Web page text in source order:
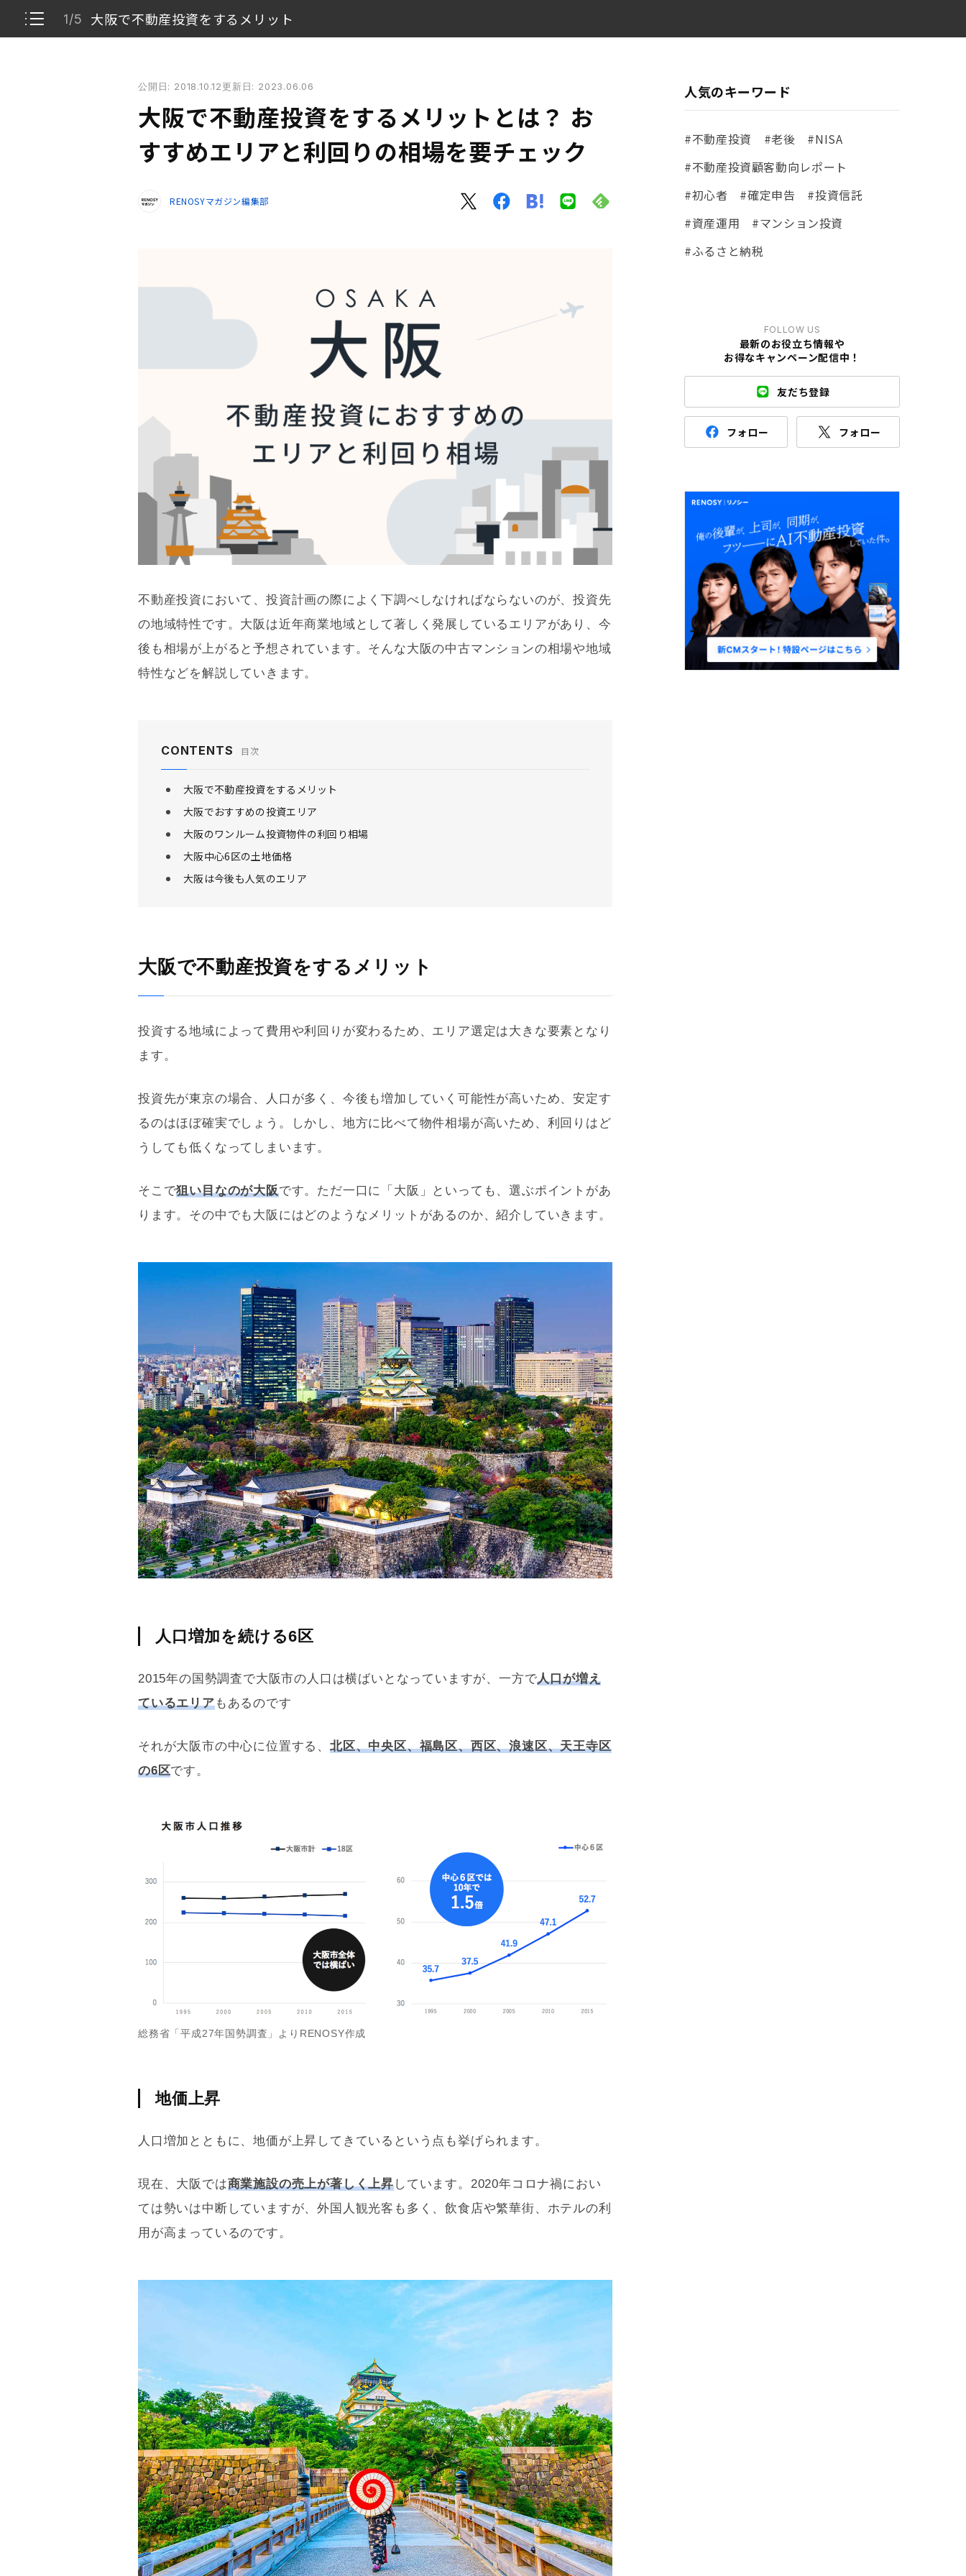
1/5 大阪で不動産投資をするメリット
大阪で不動産投資をするメリット
大阪でおすすめの投資エリア
大阪中心6区の土地価格
公開日: 2018.10.12更新日: 2023.06.06
大阪で不動産投資をするメリットとは？ お
すすめエリアと利回りの相場を要チェック
RENOSYマガジン編集部
不動産投資において、投資計画の際によく下調べしなければならないのが、投資先
の地域特性です。大阪は近年商業地域 として著しく発展しているエリアがあり、今
後も相場が上がると予想されています。そんな大阪の中古マンションの相場や地域
特性などを解説していきます。
CONTENTS 目次
大阪で不動産投資をするメリット
大阪でおすすめの投資エリア
大阪のワンルーム投資物件の利回り相場
大阪中心6区の土地価格
大阪は今後も人気のエリア
大阪で不動産投資をするメリット
投資する地域によって費用や利回り が変わるため、エリア選定は大きな要素となり
ます。
投資先が東京の場合、人口が多く、今後も増加していく可能性が高いため、安定す
るのはほぼ確実でしょう。しかし、地方に比べて物件相場が高いため、 利回り はど
うしても低くなってしまいます。
そこで狙い目なのが大阪です。ただ一口に「大阪」といっても、選ぶポイントがあ
ります。その中でも大阪にはどのようなメリットがあるのか、紹介していきます。
人口増加を続ける6区
2015年の国勢調査で大阪市の人口は横ばいとなっていますが、一方で人口が増え
ているエリアもあるのです
それが大阪市の中心に位置する、 北区、中央区、福島区、西区、浪速区、天王寺区
の6区です。
総務省「平成27年国勢調査」よりRENOSY作成
地価上昇
人口増加とともに、地価が上昇してきているという点も挙げられます。
現在、大阪では商業施設の売上が著しく上昇しています。2020年コロナ禍におい
ては勢いは中断していますが、外国人観光客も多く、飲食店や繁華街、ホテルの利
用が高まっているのです。
人気のキーワード
#不動産投資 #老後
#NISA
#不動産投資顧客動向レポート
#初心者
#確定申告
#投資信託
#資産運用
#マンション投資
#ふるさと納税
FOLLOW US
最新のお役立ち情報や
お得なキャンペーン配信中！
友だち登録
フォロー フォロー